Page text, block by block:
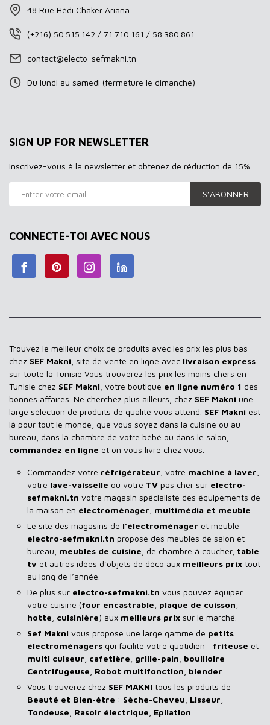
48 Rue Hédi Chaker Ariana
(+216) 50.515.142 / 71.710.161 / 58.380.861
contact@electo-sefmakni.tn
Du lundi au samedi (fermeture le dimanche)
SIGN UP FOR NEWSLETTER
Inscrivez-vous à la newsletter et obtenez de réduction de 15%
S’ABONNER
CONNECTE-TOI AVEC NOUS
Trouvez le meilleur choix de produits avec les prix les plus bas
chez SEF Makni , site de vente en ligne avec livraison express
sur toute la Tunisie Vous trouverez les prix les moins chers en
Tunisie chez SEF Makni , votre boutique en ligne numéro 1 des
bonnes affaires. Ne cherchez plus ailleurs, chez SEF Makni une
large sélection de produits de qualité vous attend. SEF Makni est
là pour tout le monde, que vous soyez dans la cuisine ou au
bureau, dans la chambre de votre bébé ou dans le salon,
commandez en ligne et on vous livre chez vous.
Commandez votre réfrigérateur , votre machine à laver
votre lave-vaisselle ou votre TV pas cher sur electro-
sefmakni.tn votre magasin spécialiste des équipements de
la maison en électroménager multimédia et meuble
Le site des magasins de l’électroménager et meuble
electro-sefmakni.tn propose des meubles de salon et
bureau, meubles de cuisine , de chambre à coucher, table
tv et autres idées d’objets de déco aux meilleurs prix tout
au long de l’année.
De plus sur electro-sefmakni.tn vous pouvez équiper
votre cuisine (four encastrable plaque de cuisson
hotte cuisinière) aux meilleurs prix sur le marché.
Sef Makni vous propose une large gamme de petits
électroménagers qui facilite votre quotidien : friteuse et
multi cuiseur cafetière grille-pain bouilloire
Centrifugeuse Robot multifonction blender
Vous trouverez chez SEF MAKNI tous les produits de
Beauté et Bien-être : Sèche-Cheveu Lisseur
Tondeuse Rasoir électrique Epilation